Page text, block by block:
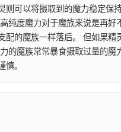
则可以将摄取到的魔力稳定
纯度魔力对于魔族来说是再
配的魔族一样落后。 但如果
的魔族常常暴食摄取过量的
。